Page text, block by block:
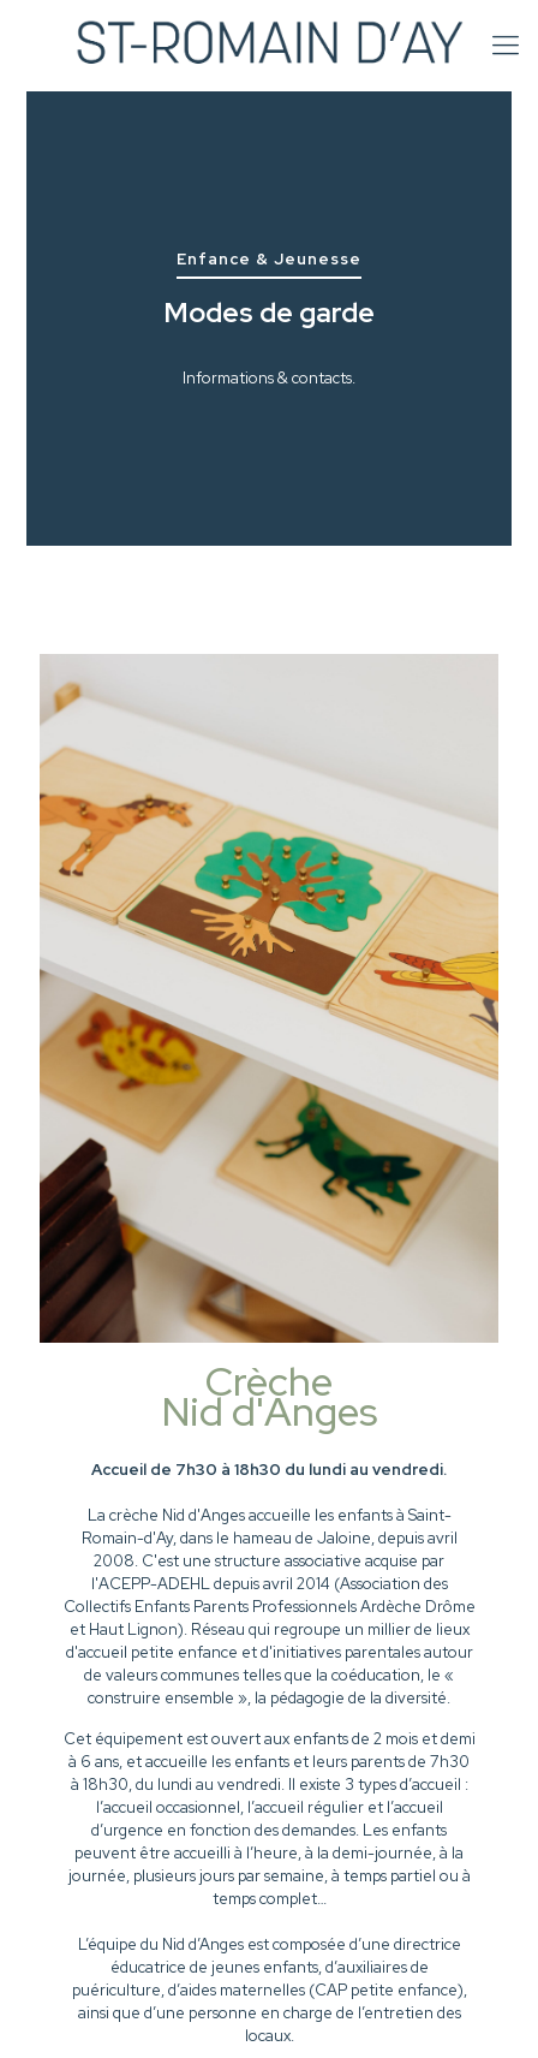
Enfance & Jeunesse
Modes de garde
Informations & contacts.
Crèche
Nid d'Anges
Accueil de 7h30 à 18h30 du lundi au vendredi.
La crèche Nid d'Anges accueille les enfants à Saint-
Romain-d'Ay, dans le hameau de Jaloine, depuis avril
2008. C'est une structure associative acquise par
l'ACEPP-ADEHL depuis avril 2014 (Association des
Collectifs Enfants Parents Professionnels Ardèche Drôme
et Haut Lignon). Réseau qui regroupe un millier de lieux
d'accueil petite enfance et d'initiatives parentales autour
de valeurs communes telles que la coéducation, le «
construire ensemble », la pédagogie de la diversité.
Cet équipement est ouvert aux enfants de 2 mois et demi
à 6 ans, et accueille les enfants et leurs parents de 7h30
à 18h30, du lundi au vendredi. Il existe 3 types d’accueil :
l’accueil occasionnel, l’accueil régulier et l’accueil
d’urgence en fonction des demandes. Les enfants
peuvent être accueilli à l’heure, à la demi-journée, à la
journée, plusieurs jours par semaine, à temps partiel ou à
temps complet…
L’équipe du Nid d’Anges est composée d’une directrice
éducatrice de jeunes enfants, d’auxiliaires de
puériculture, d’aides maternelles (CAP petite enfance),
ainsi que d’une personne en charge de l’entretien des
locaux.